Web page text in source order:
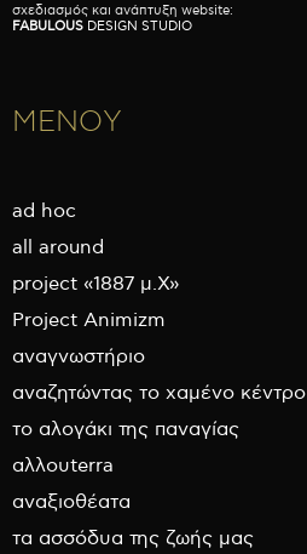
σχεδιασμός και ανάπτυξη website:
FABULOUS DESIGN STUDIO
ΜΕΝΟΥ
ad hoc
all around
project «1887 μ.Χ»
Project Animizm
αναγνωστήριο
αναζητώντας το χαμένο κέντρο
το αλογάκι της παναγίας
αλλουterra
αναξιοθέατα
τα ασσόδυα της ζωής μας